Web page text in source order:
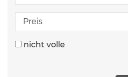
Preis
nicht volle